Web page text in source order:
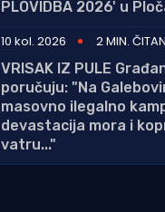
PLOVIDBA 2026' u
10 kol. 2026
2 MIN.
VRISAK IZ PULE
poručuju: "Na
masovno ilegalno
devastacija mora i
vatru..."